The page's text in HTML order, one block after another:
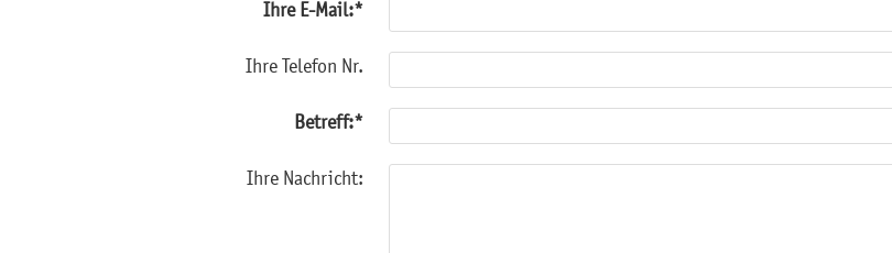
Ihre E-Mail:
Ihre Telefon Nr.
Betreff:
Ihre Nachricht: